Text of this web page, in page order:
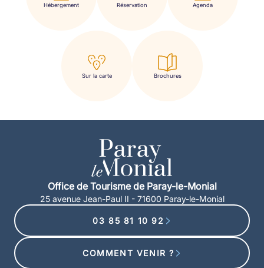
Hébergement Réservation Agenda
Sur la carte Brochures
Office de Tourisme de Paray-le-Monial
25 avenue Jean-Paul II - 71600 Paray-le-Monial
03 85 81 10 92
COMMENT VENIR ?